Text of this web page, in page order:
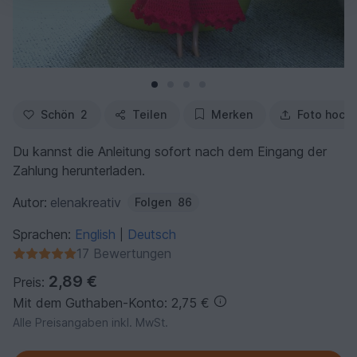
Schön 2 Teilen Merken Foto
Du kannst die Anleitung sofort nach dem Eingang der
Zahlung herunterladen.
Autor: elenakreativ Folgen 86
Sprachen: English
Deutsch
17 Bewertungen
Preis: 2,89 €
Mit dem Guthaben-Konto: 2,75 €
Alle Preisangaben inkl. MwSt.